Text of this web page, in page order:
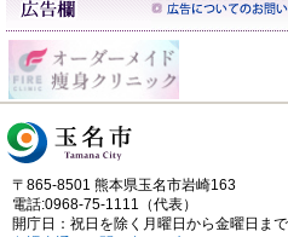
〒865-8501 熊本県玉名市岩崎163
電話:0968-75-1111（代表）
開庁日：祝日を除く月曜日から金曜日ま